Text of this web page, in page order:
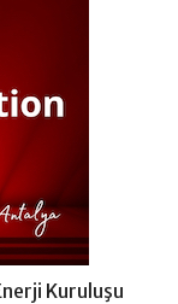
Kuruluşu